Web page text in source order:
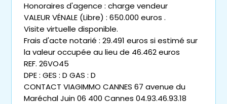
Honoraires d'agence : charge vendeur
VALEUR VÉNALE (Libre) : 650.000 euros .
Visite virtuelle disponible.
Frais d'acte notarié : 29.491 euros si estimé sur
la valeur occupée au lieu de 46.462 euros
REF. 26VO45
DPE : GES : D GAS : D
CONTACT VIAGIMMO CANNES 67 avenue du
Maréchal Juin 06 400 Cannes 04.93.46.93.18